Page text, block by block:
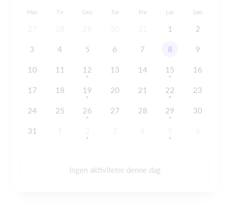
Man Tir Ons Tor Fre Lør Søn
1 2
3 4 5 6 7 8 9
10 11 12 13 14 15 16
17 18 19 20 21 22 23
24 25 26 27 28 29 30
31
Ingen aktiviteter denne dag